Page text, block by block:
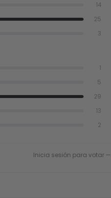
14
25
3
1
5
29
13
2
Inicia sesión para votar —